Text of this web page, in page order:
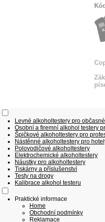
Levné alkoholtestery pro
Osobní a firemní alkohol testery
Špičkové alkoholtestery pro
Nástěnné alkoholtestery pro
Polovodičové alkoholtestery
Elektrochemické alkoholtestery
Náustky pro alkoholtestery
Tiskárny a příslušenství
Testy na drogy
Kalibrace alkohol testeru
Praktické informace
Home
Obchodní podmínky
Reklamace